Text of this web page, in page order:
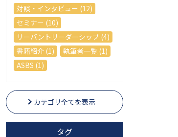
対談・インタビュー (12)
セミナー (10)
サーバントリーダーシップ (4)
書籍紹介 (1)
執筆者一覧 (1)
ASBS (1)
カテゴリ全てを表示
タグ